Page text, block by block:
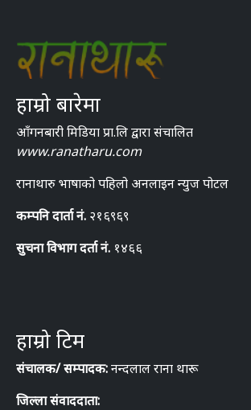
हाम्रो बारेमा
आँगनबारी मिडिया प्रा.लि द्वारा संचालित
www.ranatharu.com
रानाथारु भाषाको पहिलो अनलाइन न्युज पोटल
कम्पनि दार्ता नं. २१६९६९
सुचना विभाग दर्ता नं. १४६६
हाम्रो टिम
संचालक/ सम्पादक:नन्दलाल राना थारू
जिल्ला संवाददाता: